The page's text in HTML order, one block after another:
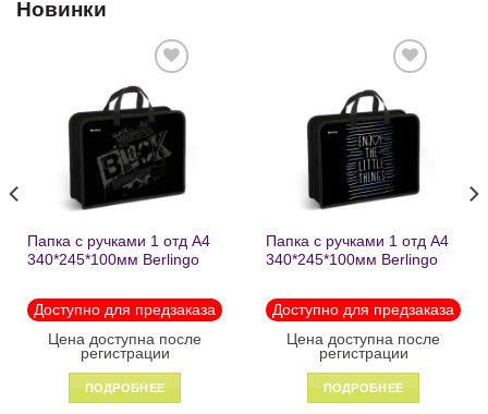
Новинки
Добавить
в список
желаний
Папка с ручками 1 отд А4
340*245*100мм Berlingo
молнии1246
Доступно для предзаказа
Цена доступна после
регистрации
ПОДРОБНЕЕ
Добавить
в список
желаний
Папка с ручками 1 отд А4
340*245*100мм Berlingo
пластик на молнии 1215
Доступно для предзаказа
Цена доступна после
регистрации
ПОДРОБНЕЕ